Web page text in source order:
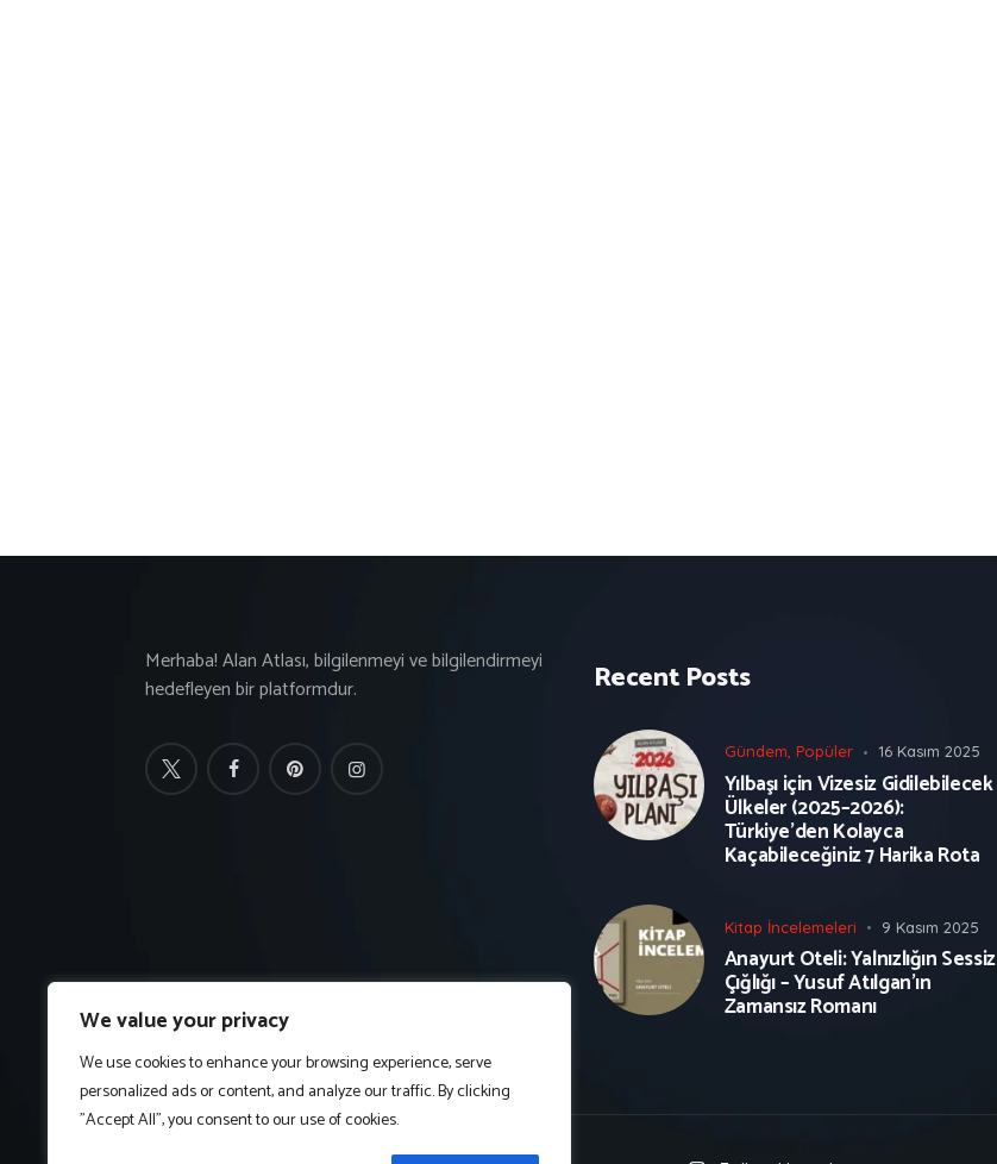
We value your privacy
We use cookies to enhance your browsing experience, serve
personalized ads or content, and analyze our traffic. By clicking
"Accept All", you consent to our use of cookies.
Merhaba! Alan Atlası, bilgilenmeyi ve bilgilendirmeyi
hedefleyen bir platformdur.
Recent Posts
Gündem, Popüler 16 Kasım 2025
Yılbaşı için Vizesiz Gidilebilecek
Ülkeler (2025–2026):
Türkiye’den Kolayca
Kaçabileceğiniz 7 Harika Rota
Kitap İncelemeleri 9 Kasım 2025
Anayurt Oteli: Yalnızlığın Sessiz
Çığlığı – Yusuf Atılgan’ın
Zamansız Romanı